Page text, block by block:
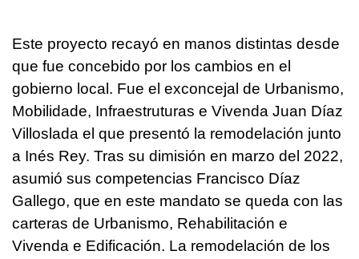
Este proyecto recayó en manos distintas desde
que fue concebido por los cambios en el
gobierno local. Fue el exconcejal de Urbanismo,
Mobilidade, Infraestruturas e Vivenda Juan Díaz
Villoslada el que presentó la remodelación junto
a Inés Rey. Tras su dimisión en marzo del 2022,
asumió sus competencias Francisco Díaz
Gallego, que en este mandato se queda con las
carteras de Urbanismo, Rehabilitación e
Vivenda e Edificación. La remodelación de los